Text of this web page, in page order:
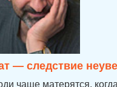
— следствие
чаще матерятся,